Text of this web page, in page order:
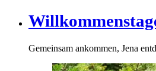
Gemeinsam ankommen, Jena